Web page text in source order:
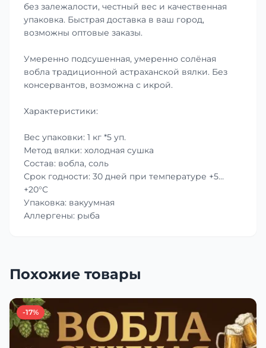
без залежалости, честный вес и качественная
упаковка. Быстрая доставка в ваш город,
возможны оптовые заказы.
Умеренно подсушенная, умеренно солёная
вобла традиционной астраханской вялки. Без
консервантов, возможна с икрой.
Характеристики:
Вес упаковки: 1 кг *5 уп.
Метод вялки: холодная сушка
Состав: вобла, соль
Срок годности: 30 дней при температуре +5…
+20°C
Упаковка: вакуумная
Аллергены: рыба
Похожие товары
-17%